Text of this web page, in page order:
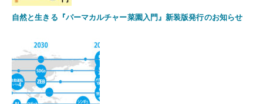
自然と生きる『パーマカルチャー菜園入門』新装版発行のお知らせ